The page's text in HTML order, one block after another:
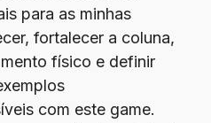
para as minhas
fortalecer a coluna,
físico e definir
com este game.